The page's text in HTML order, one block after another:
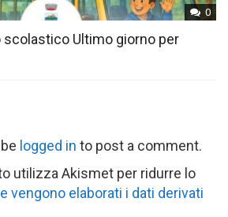
0
Ultimo giorno per
logged in to post a comment.
utilizza Akismet per ridurre lo
vengono elaborati i dati derivati